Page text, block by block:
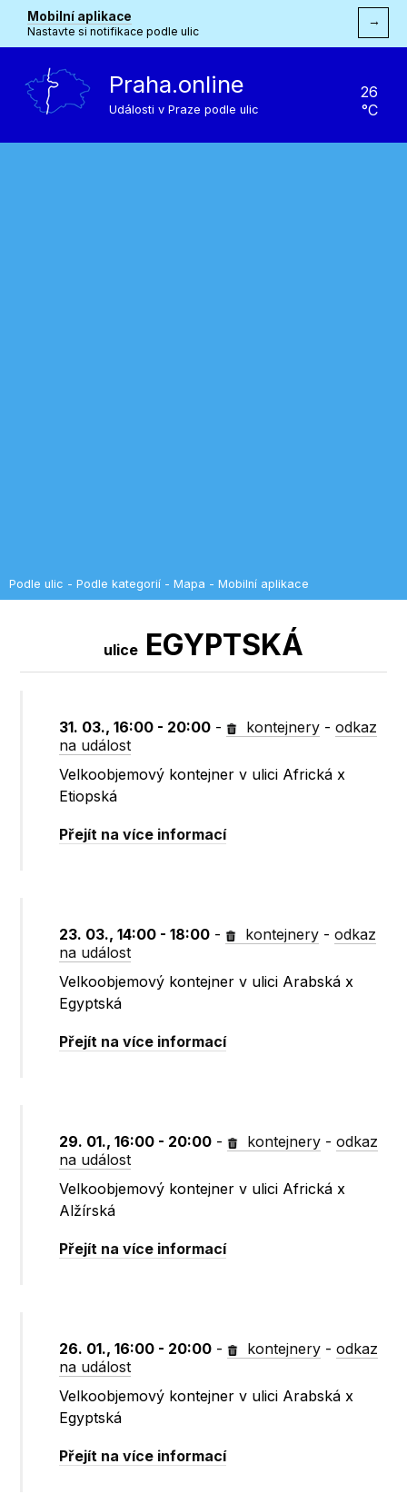
Mobilní aplikace
Nastavte si notifikace podle ulic
→
Praha.online
Události v Praze podle ulic
26
°C
Podle ulic - Podle kategorií - Mapa - Mobilní aplikace
ulice EGYPTSKÁ
31. 03., 16:00 - 20:00 - kontejnery -odkaz
na událost
Velkoobjemový kontejner v ulici Africká x
Etiopská
Přejít na více informací
23. 03., 14:00 - 18:00 - kontejnery -odkaz
na událost
Velkoobjemový kontejner v ulici Arabská x
Egyptská
Přejít na více informací
29. 01., 16:00 - 20:00 - kontejnery -odkaz
na událost
Velkoobjemový kontejner v ulici Africká x
Alžírská
Přejít na více informací
26. 01., 16:00 - 20:00 - kontejnery -odkaz
na událost
Velkoobjemový kontejner v ulici Arabská x
Egyptská
Přejít na více informací